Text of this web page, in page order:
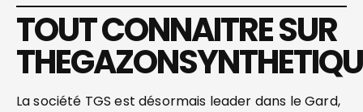
TOUT CONNAITRE SUR
La société TGS est désormais leader dans le Gard,